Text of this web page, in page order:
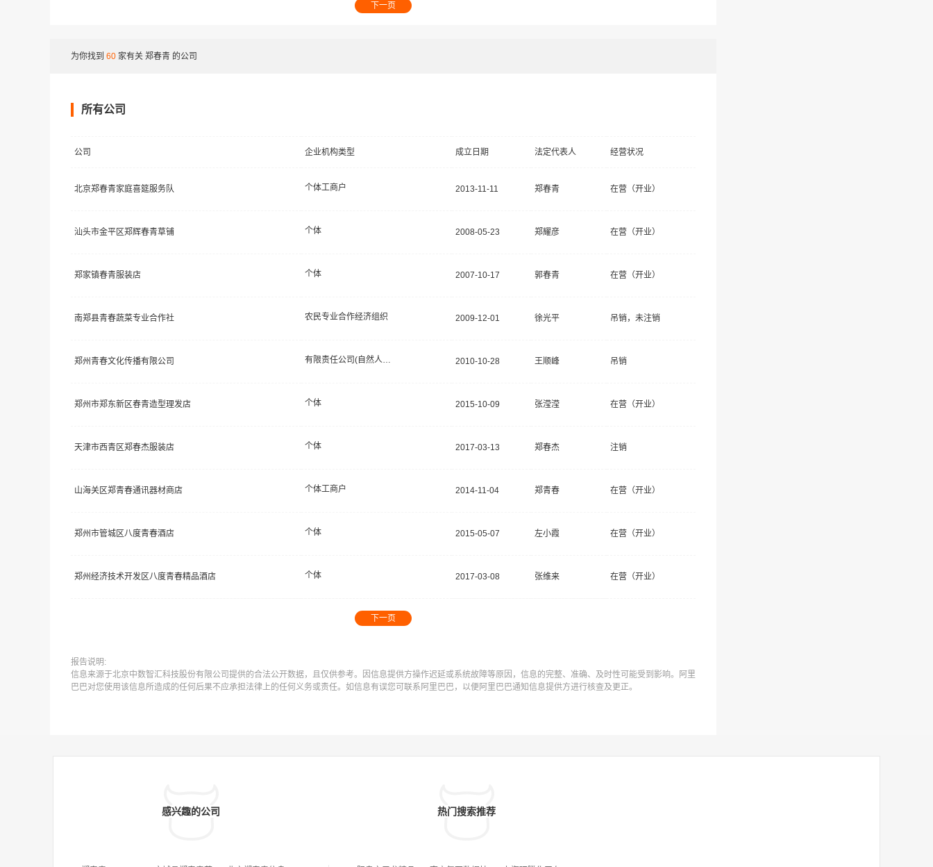
下一页
为你找到 60 家有关 郑春青 的公司
所有公司
公司 企业机构类型 成立日期 法定代表人 经营状况
北京郑春青家庭喜筵服务队 个体工商户 2013-11-11 郑春青 在营（开业）
汕头市金平区郑辉春青草铺 个体 2008-05-23 郑耀彦 在营（开业）
郑家镇春青服装店 个体 2007-10-17 郭春青 在营（开业）
南郑县青春蔬菜专业合作社 农民专业合作经济组织 2009-12-01 徐光平 吊销，未注销
郑州青春文化传播有限公司 有限责任公司(自然人投资或控股) 2010-10-28 王顺峰 吊销
郑州市郑东新区春青造型理发店 个体 2015-10-09 张滢滢 在营（开业）
天津市西青区郑春杰服装店 个体 2017-03-13 郑春杰 注销
山海关区郑青春通讯器材商店 个体工商户 2014-11-04 郑青春 在营（开业）
郑州市管城区八度青春酒店 个体 2015-05-07 左小霞 在营（开业）
郑州经济技术开发区八度青春精品酒店 个体 2017-03-08 张维来 在营（开业）
下一页
报告说明:
信息来源于北京中数智汇科技股份有限公司提供的合法公开数据，且仅供参考。因信息提供方操作迟延或系统故障等原因，信息的完整、准确、及时性可能受到影响。阿里
巴巴对您使用该信息所造成的任何后果不应承担法律上的任何义务或责任。如信息有误您可联系阿里巴巴，以便阿里巴巴通知信息提供方进行核查及更正。
感兴趣的公司 热门搜索推荐